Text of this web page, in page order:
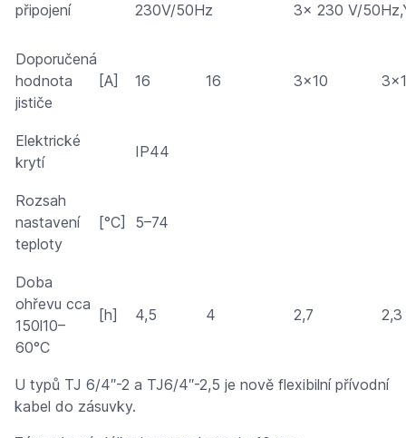
připojení
230V/50Hz
3x 230 V/
Doporučená
hodnota
jističe
[A] 16 16 3×10
Elektrické
krytí
IP44
Rozsah
nastavení
teploty
[°C] 5–74
Doba
ohřevu cca
150l10–
60°C
[h] 4,5 4 2,7 2,3
U typů TJ 6/4″-2 a TJ6/4″-2,5 je nově flexibilní přívodní
kabel do zásuvky.